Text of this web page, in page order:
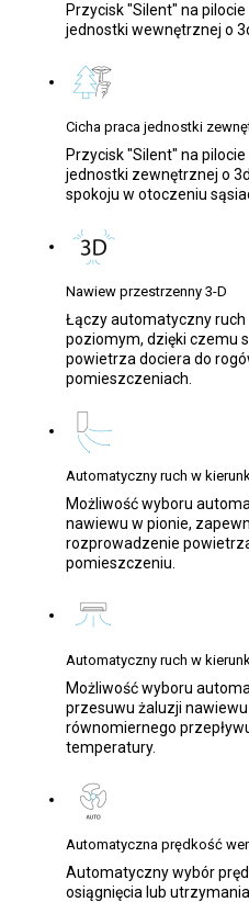
Przycisk "Silent" na
jednostki wewnętrznej o
Cicha praca jednostki
Przycisk "Silent" na
jednostki zewnętrznej o
spokoju w otoczeniu
Nawiew przestrzenny 3-D
Łączy automatyczny
poziomym, dzięki czemu
powietrza dociera do
pomieszczeniach.
Automatyczny ruch w
Możliwość wyboru
nawiewu w pionie,
rozprowadzenie
pomieszczeniu.
Automatyczny ruch w
Możliwość wyboru
przesuwu żaluzji
równomiernego
temperatury.
Automatyczna prędkość
Automatyczny wybór
osiągnięcia lub